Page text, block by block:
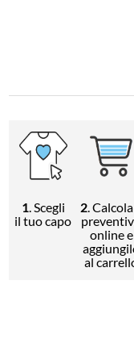
1. Scegli
il tuo capo
2.
online e
al